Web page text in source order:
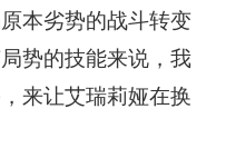
本劣势的战斗转变
势的技能来说，我
来让艾瑞莉娅在换